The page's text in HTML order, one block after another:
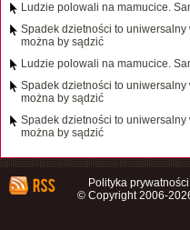
Ludzie polowali na mamucice.
Spadek dzietności to
można by sądzić
Ludzie polowali na mamucice.
Spadek dzietności to
można by sądzić
Spadek dzietności to
można by sądzić
Polityka prywatności
© Copyright 2006-